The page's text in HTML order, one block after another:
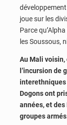
joue sur les
Parce
les Soussous,
Au Mali voisin,
l’incursion de
interethniques
Dogons ont
années, et
groupes